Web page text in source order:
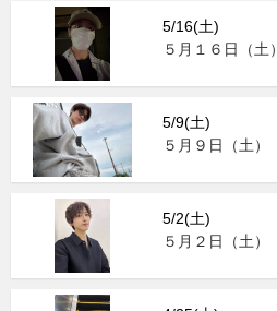
5/16(土)
５月１６日（土）
5/9(土)
５月９日（土）
5/2(土)
５月２日（土）